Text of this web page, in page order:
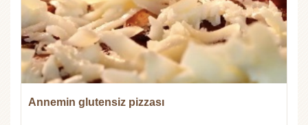
Annemin glutensiz pizzası